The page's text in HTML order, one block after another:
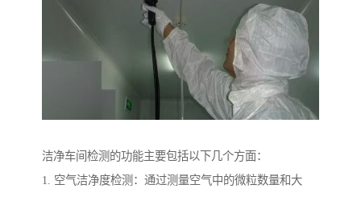
洁净车间检测的功能主要包括以下几个方面：
1. 空气洁净度检测：通过测量空气中的微粒数量和大